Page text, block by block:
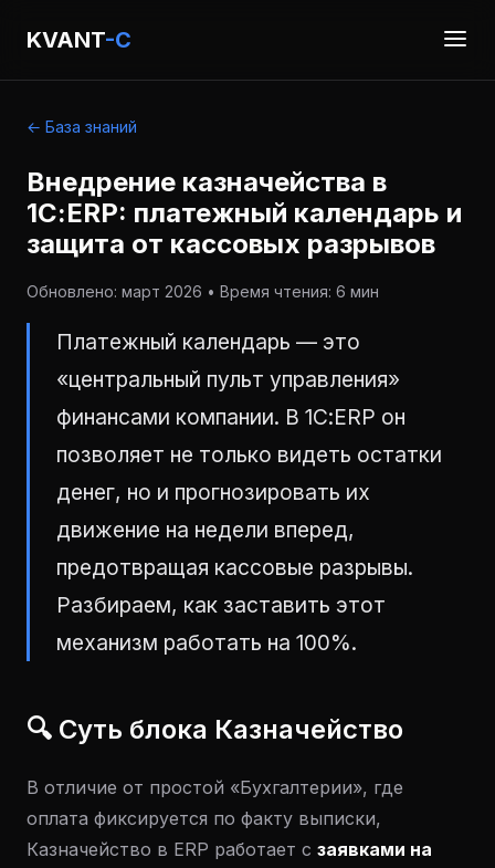
KVANT-C
← База знаний
Внедрение казначейства в
1С:ERP: платежный календарь и
защита от кассовых разрывов
Обновлено: март 2026 • Время чтения: 6 мин
Платежный календарь — это
«центральный пульт управления»
финансами компании. В 1С:ERP он
позволяет не только видеть остатки
денег, но и прогнозировать их
движение на недели вперед,
предотвращая кассовые разрывы.
Разбираем, как заставить этот
механизм работать на 100%.
🔍 Суть блока Казначейство
В отличие от простой «Бухгалтерии», где
оплата фиксируется по факту выписки,
Казначейство в ERP работает с заявками на